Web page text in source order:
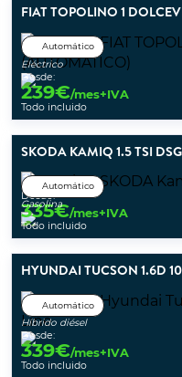
FIAT TOPOLINO 1
Automático
Eléctrico
Desde:
239€/mes+IVA
Todo incluido
SKODA KAMIQ 1.5 TSI
Automático
Gasolina
Desde:
335€/mes+IVA
Todo incluido
HYUNDAI TUCSON 1.6D
Automático
Híbrido diésel
Desde:
339€/mes+IVA
Todo incluido